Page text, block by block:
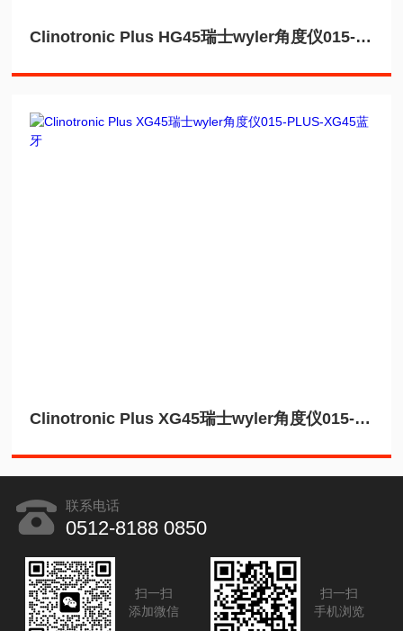
Clinotronic Plus HG45瑞士wyler角度仪015-PLUS-HG45蓝牙
Clinotronic Plus XG45瑞士wyler角度仪015-PLUS-XG45蓝牙
联系电话
0512-8188 0850
扫一扫
添加微信
扫一扫
手机浏览